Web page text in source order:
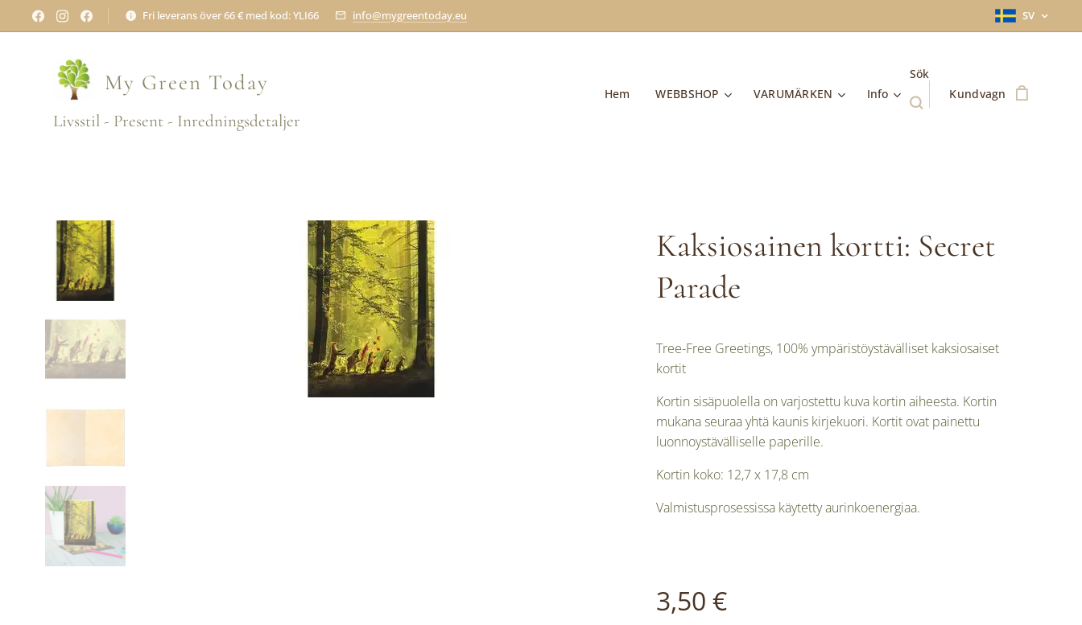
Fri leverans över 66 € med kod: YLI66 info@mygreentoday.eu SV
My Green Today
Livsstil - Present - Inredningsdetaljer
Hem WEBBSHOP VARUMÄRKEN Info
Sök
Kundvagn
Kaksiosainen kortti: Secret
Parade
Tree-Free Greetings, 100% ympäristöystävälliset kaksiosaiset
kortit
Kortin sisäpuolella on varjostettu kuva kortin aiheesta. Kortin
mukana seuraa yhtä kaunis kirjekuori. Kortit ovat painettu
luonnoystävälliselle paperille.
Kortin koko: 12,7 x 17,8 cm
Valmistusprosessissa käytetty aurinkoenergiaa.
3,50 €